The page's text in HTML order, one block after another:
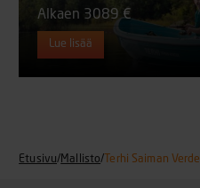
Alkaen 3089 €
Lue lisää
Etusivu/Mallisto/ Terhi Saiman Verde